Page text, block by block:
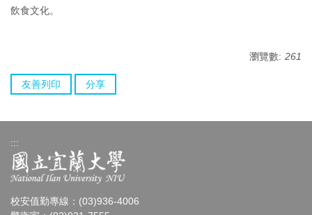
飲食文化。
瀏覽數: 261
友善列印 分享
:::
校安值勤專線：(03)936-4006